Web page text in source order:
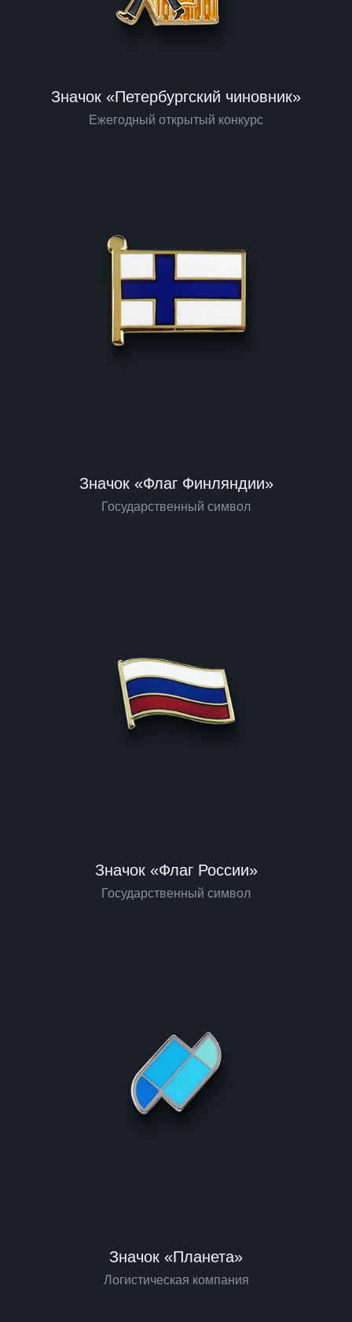
Значок «Петербургский чиновник»
Ежегодный открытый конкурс
Значок «Флаг Финляндии»
Государственный символ
Значок «Флаг России»
Государственный символ
Значок «Планета»
Логистическая компания